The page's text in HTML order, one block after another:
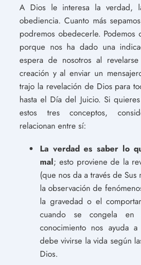
A Dios le interesa la verdad,
obediencia. Cuanto más
podremos obedecerle. Podemos
porque nos ha dado una
espera de nosotros al
creación y al enviar un
trajo la revelación de Dios para
hasta el Día del Juicio. Si
estos tres conceptos,
relacionan entre sí:
La verdad es saber lo
mal; esto proviene de la
(que nos da a través de Sus
la observación de
la gravedad o el
cuando se congela
conocimiento nos ayuda
debe vivirse la vida según
Dios.